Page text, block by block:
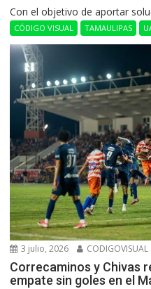
Con el objetivo de aportar
CÓDIGO VISUAL TAMAULIPAS
3 julio, 2026 CODIGOVISUAL
Correcaminos y Chivas
empate sin goles en el